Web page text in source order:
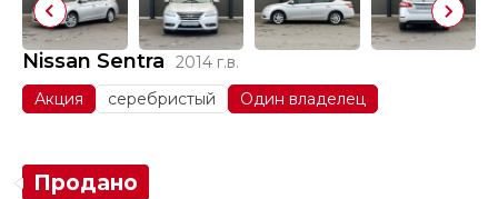
Nissan Sentra
2014 г.в.
Акция
серебристый Один владелец
Продано